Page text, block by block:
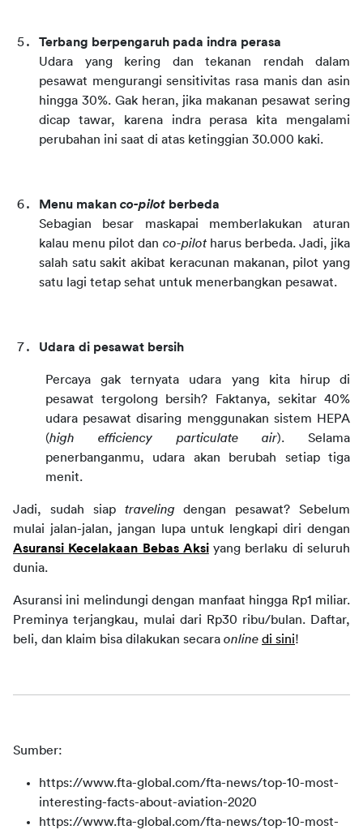
Terbang berpengaruh pada indra perasa
Udara yang kering dan tekanan rendah dalam
pesawat mengurangi sensitivitas rasa manis dan asin
hingga 30%. Gak heran, jika makanan pesawat sering
dicap tawar, karena indra perasa kita mengalami
perubahan ini saat di atas ketinggian 30.000 kaki.
Menu makan co-pilot berbeda
Sebagian besar maskapai memberlakukan aturan
kalau menu pilot dan co-pilot harus berbeda. Jadi, jika
salah satu sakit akibat keracunan makanan, pilot yang
satu lagi tetap sehat untuk menerbangkan pesawat.
Udara di pesawat bersih
Percaya gak ternyata udara yang kita hirup di
pesawat tergolong bersih? Faktanya, sekitar 40%
udara pesawat disaring menggunakan sistem HEPA
(high efficiency particulate air). Selama
penerbanganmu, udara akan berubah setiap tiga
menit.
Jadi, sudah siap traveling dengan pesawat? Sebelum
Asuransi Kecelakaan Bebas Aksi yang berlaku di seluruh
dunia.
Asuransi ini melindungi dengan manfaat hingga Rp1 miliar.
Preminya terjangkau, mulai dari Rp30 ribu/bulan. Daftar,
beli, dan klaim bisa dilakukan secara online di sini!
Sumber:
https://www.fta-global.com/fta-news/top-10-most-
interesting-facts-about-aviation-2020
https://www.fta-global.com/fta-news/top-10-most-